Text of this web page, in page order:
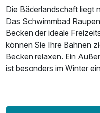
Die Bäderlandschaft liegt
Das Schwimmbad
Becken der ideale
können Sie Ihre Bahnen
Becken relaxen. Ein
ist besonders im Winter